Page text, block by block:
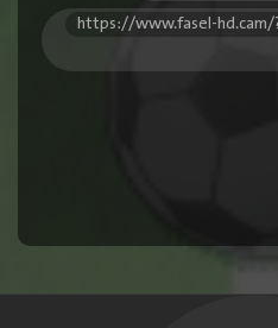
https://www.fasel-hd.cam/